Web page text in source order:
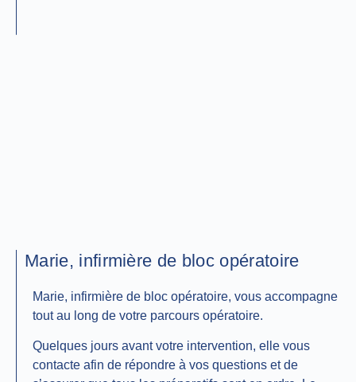
Marie, infirmière de bloc opératoire
Marie, infirmière de bloc opératoire, vous accompagne
tout au long de votre parcours opératoire.
Quelques jours avant votre intervention, elle vous
contacte afin de répondre à vos questions et de